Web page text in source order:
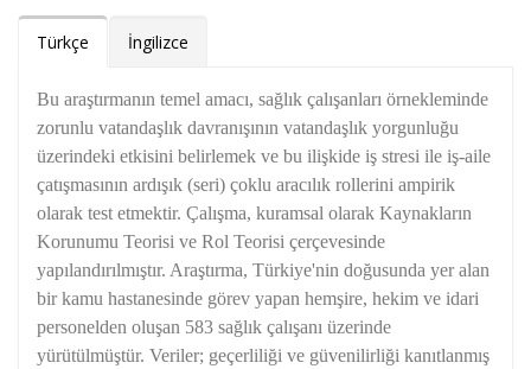
Türkçe İngilizce
Bu araştırmanın temel amacı, sağlık çalışanları örnekleminde
zorunlu vatandaşlık davranışının vatandaşlık yorgunluğu
üzerindeki etkisini belirlemek ve bu ilişkide iş stresi ile iş-aile
çatışmasının ardışık (seri) çoklu aracılık rollerini ampirik
olarak test etmektir. Çalışma, kuramsal olarak Kaynakların
Korunumu Teorisi ve Rol Teorisi çerçevesinde
yapılandırılmıştır. Araştırma, Türkiye'nin doğusunda yer alan
bir kamu hastanesinde görev yapan hemşire, hekim ve idari
personelden oluşan 583 sağlık çalışanı üzerinde
yürütülmüştür. Veriler; geçerliliği ve güvenilirliği kanıtlanmış